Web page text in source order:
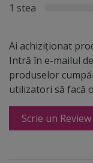
1 stea
Ai achiziționat
Intră în e-mailul
produselor
utilizatori să facă
Scrie un Review